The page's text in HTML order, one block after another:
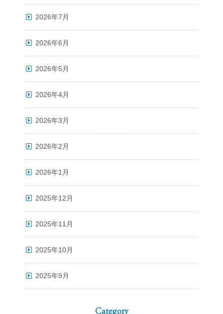
2026年7月
2026年6月
2026年5月
2026年4月
2026年3月
2026年2月
2026年1月
2025年12月
2025年11月
2025年10月
2025年9月
Category